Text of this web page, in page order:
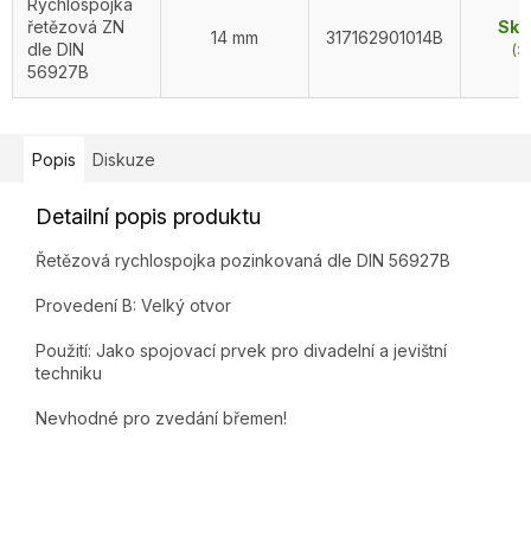
Rychlospojka
řetězová ZN
dle DIN
56927B
14 mm 317162901014B
Popis Diskuze
Detailní popis produktu
Řetězová rychlospojka pozinkovaná dle DIN 56927B
Provedení B: Velký otvor
Použití: Jako spojovací prvek pro divadelní a jevištní
techniku
Nevhodné pro zvedání břemen!